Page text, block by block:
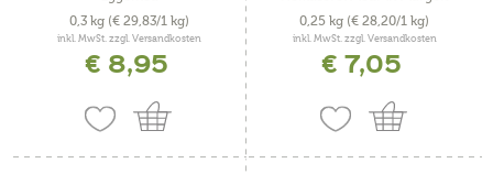
0,3 kg (€ 29,83/1 kg)
inkl. MwSt. zzgl. Versandkosten
€ 8,95
0,25 kg (€ 28,20/1 kg)
inkl. MwSt. zzgl. Versandkosten
€ 7,05